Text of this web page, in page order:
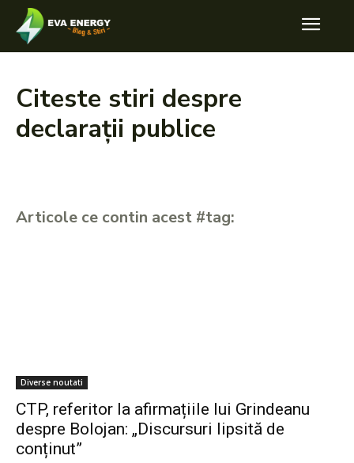
Citeste stiri despre
declarații publice
Articole ce contin acest #tag:
Diverse noutati
CTP, referitor la afirmațiile lui Grindeanu
despre Bolojan: „Discursuri lipsită de
conținut”